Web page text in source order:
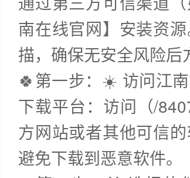
南在线官网】安装资
描，确保无安全风险后
🍀第一步：☀️ 访问江
下载平台：访问（/
方网站或者其他可信
避免下载到恶意软件。